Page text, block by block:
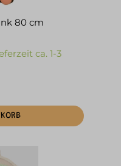
80 cm
ca. 1-3